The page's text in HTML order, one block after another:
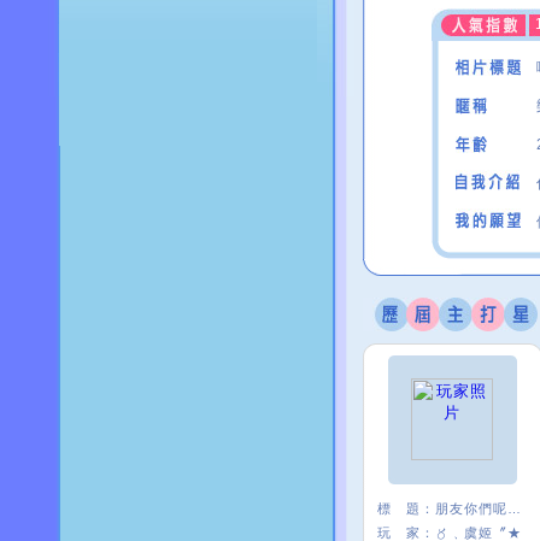
標 題：
玩 家：
〥﹑虞姬〞★